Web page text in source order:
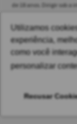
Utilizamos
experiência,
como você
personalizar
Recusar
de 18 anos. Dirigir sob
As safras dos vinhos
disponibilidade do nosso
Pedido